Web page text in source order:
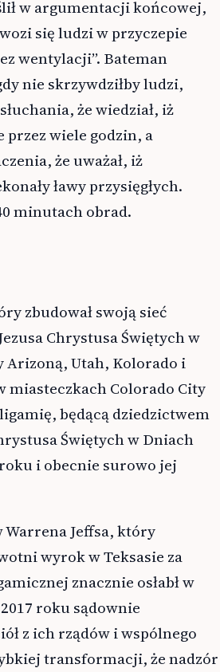
w argumentacji końcowej,
się ludzi w przyczepie
wentylacji”. Bateman
nie skrzywdziłby ludzi,
że wiedział, iż
przez wiele godzin, a
że uważał, iż
ławy przysięgłych.
minutach obrad.
zbudował swoją sieć
Chrystusa Świętych w
Arizoną, Utah, Kolorado i
miasteczkach Colorado City
będącą dziedzictwem
Świętych w Dniach
i obecnie surowo jej
Warrena Jeffsa, który
wyrok w Teksasie za
znacznie osłabł w
roku sądownie
z ich rządów i wspólnego
transformacji, że nadzór